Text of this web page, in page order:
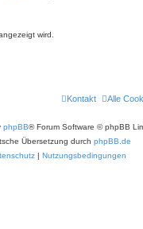
wird.
Alle
Kontakt
phpBB® Forum Software © phpBB
Übersetzung durch phpBB.de
| Nutzungsbedingungen